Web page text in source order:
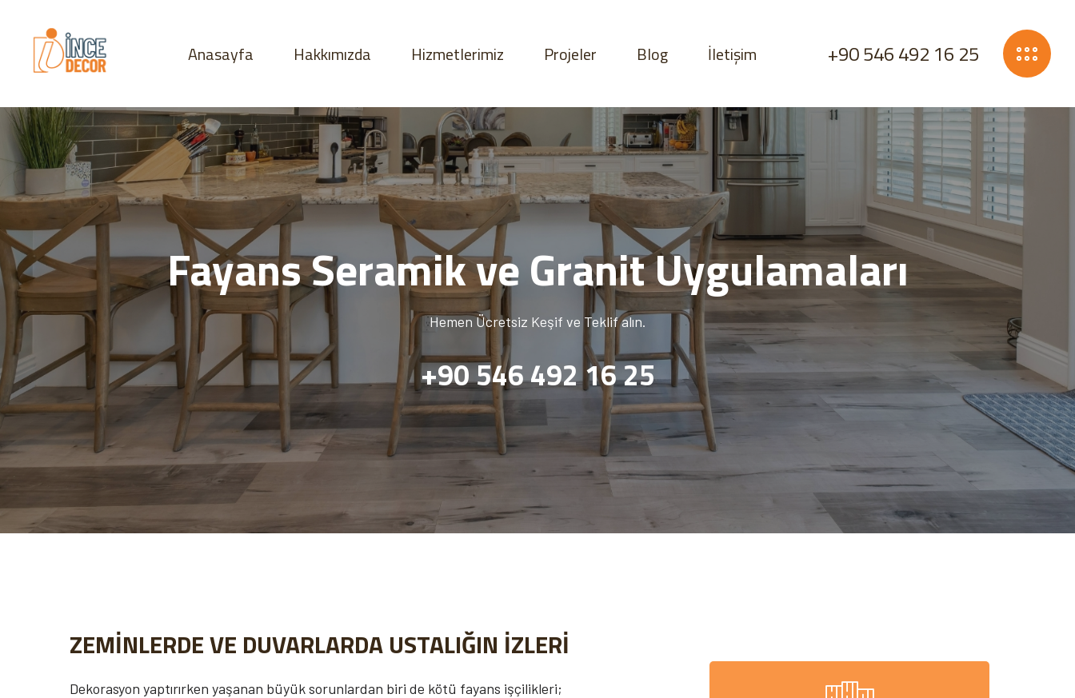
Anasayfa Hakkımızda Hizmetlerimiz Projeler Blog İletişim +90 546 492 16 25
Fayans Seramik ve Granit Uygulamaları
Hemen Ücretsiz Keşif ve Teklif alın.
+90 546 492 16 25
ZEMİNLERDE VE DUVARLARDA USTALIĞIN İZLERİ
Dekorasyon yaptırırken yaşanan büyük sorunlardan biri de kötü fayans işçilikleri;